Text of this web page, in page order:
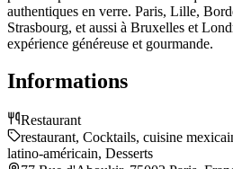
authentiques en verre. Paris, Lille,
Strasbourg, et aussi à Bruxelles et
expérience généreuse et gourmande.
Informations
Restaurant
restaurant, Cocktails, cuisine
latino-américain, Desserts